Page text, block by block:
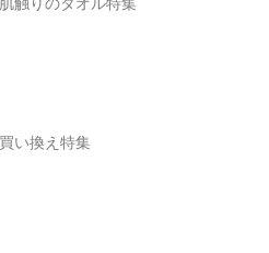
触りのタオル特集
い換え特集